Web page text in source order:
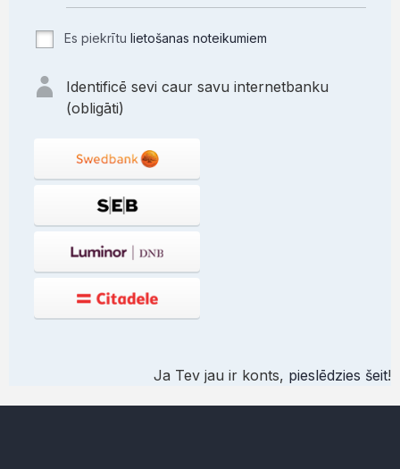
Es piekrītu lietošanas noteikumiem
Identificē sevi caur savu internetbanku
(obligāti)
Ja Tev jau ir konts, pieslēdzies šeit!